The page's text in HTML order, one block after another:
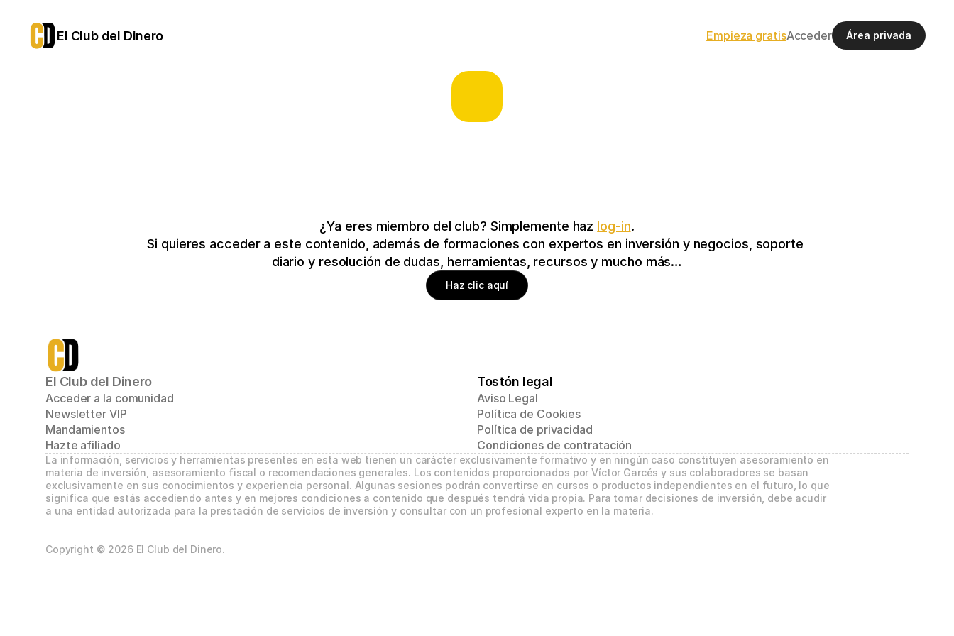
El Club del Dinero Empieza gratisAcceder Área privada
¿Ya eres miembro del club? Simplemente haz log-in.
Si quieres acceder a este contenido, además de formaciones con expertos en inversión y negocios, soporte
diario y resolución de dudas, herramientas, recursos y mucho más…
Haz clic aquí
El Club del Dinero
Acceder a la comunidad
Newsletter VIP
Mandamientos
Hazte afiliado
Tostón legal
Aviso Legal
Política de Cookies
Política de privacidad
Condiciones de contratación
La información, servicios y herramientas presentes en esta web tienen un carácter exclusivamente formativo y en ningún caso constituyen asesoramiento en
materia de inversión, asesoramiento fiscal o recomendaciones generales. Los contenidos proporcionados por Víctor Garcés y sus colaboradores se basan
exclusivamente en sus conocimientos y experiencia personal. Algunas sesiones podrán convertirse en cursos o productos independientes en el futuro, lo que
significa que estás accediendo antes y en mejores condiciones a contenido que después tendrá vida propia. Para tomar decisiones de inversión, debe acudir
a una entidad autorizada para la prestación de servicios de inversión y consultar con un profesional experto en la materia.
Copyright © 2026 El Club del Dinero.